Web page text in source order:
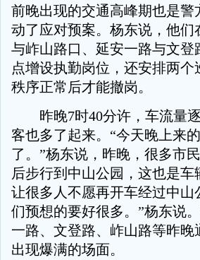
前晚出现的交通高峰期也是
动了应对预案。杨东说，他
与岞山路口、延安一路与文
点增设执勤岗位，还安排两
秩序正常后才能撤岗。
昨晚7时40分许，车流量逐
客也多了起来。“今天晚上来
了。”杨东说，昨晚，很多市
后步行到中山公园，这也是
让很多人不愿再开车经过中
们预想的要好很多。”杨东说
一路、文登路、岞山路等昨
出现爆满的场面。